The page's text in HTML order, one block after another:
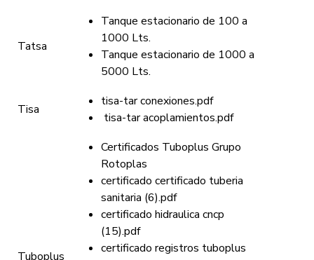
Tatsa
Tanque estacionario de 100 a
1000 Lts.
Tanque estacionario de 1000 a
5000 Lts.
Tisa
tisa-tar conexiones.pdf
tisa-tar acoplamientos.pdf
Tuboplus
Certificados Tuboplus Grupo
Rotoplas
certificado certificado tuberia
sanitaria (6).pdf
certificado hidraulica cncp
(15).pdf
certificado registros tuboplus